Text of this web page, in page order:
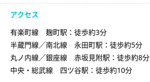
アクセス
有楽町線 麹町駅：徒歩約3分
半蔵門線／南北線 永田町駅：徒歩約5分
丸ノ内線／銀座線 赤坂見附駅：徒歩約8分
中央・総武線 四ツ谷駅：徒歩約10分